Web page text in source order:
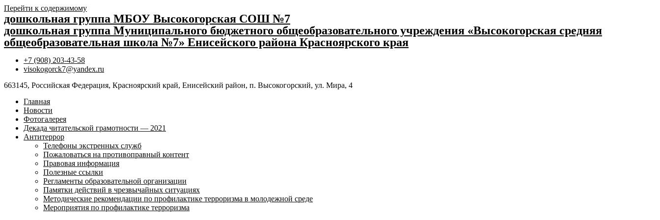
Перейти к содержимому
дошкольная группа МБОУ Высокогорская СОШ №7
дошкольная группа Муниципального бюджетного общеобразовательного учреждения «Высокогорская средняя
общеобразовательная школа №7» Енисейского района Красноярского края
+7 (908) 203-43-58
visokogorck7@yandex.ru
663145, Российская Федерация, Красноярский край, Енисейский район, п. Высокогорский, ул. Мира, 4
Главная
Новости
Фотогалерея
Декада читательской грамотности — 2021
Антитеррор
Телефоны экстренных служб
Пожаловаться на противоправный контент
Правовая информация
Полезные ссылки
Регламенты образовательной организации
Памятки действий в чрезвычайных ситуациях
Методические рекомендации по профилактике терроризма в молодежной среде
Мероприятия по профилактике терроризма